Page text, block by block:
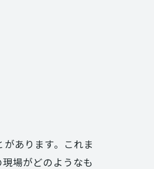
あります。これま
場がどのようなも